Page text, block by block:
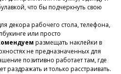
что бы подчеркнуть свою
декора рабочего стола, телефона,
или просто
размещать наклейки в
не предназначенных для
позитивно работает там, где
раздражать и только расстраивать.